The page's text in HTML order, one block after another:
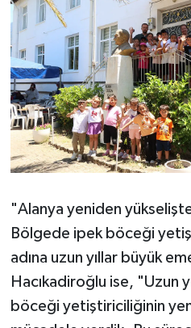
"Alanya yeniden
Bölgede ipek böceği
adına uzun yıllar büyük
Hacıkadiroğlu ise, "Uzun
böceği yetiştiriciliğinin